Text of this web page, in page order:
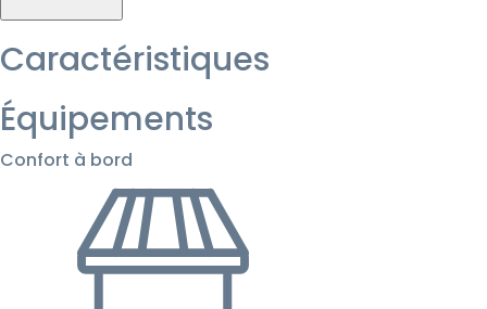
Caractéristiques
Équipements
Confort à bord